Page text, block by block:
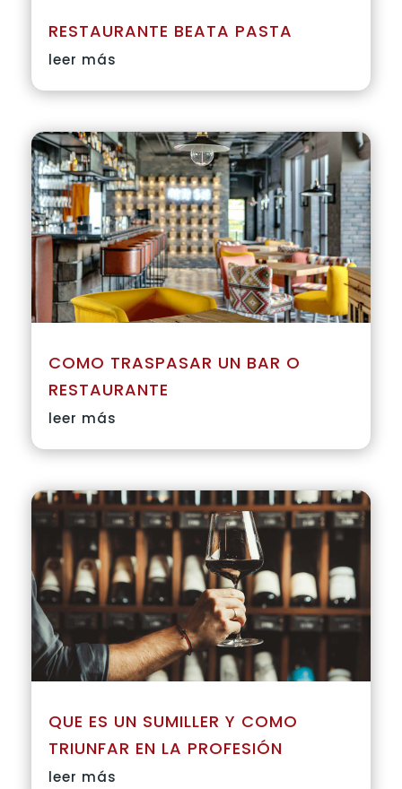
RESTAURANTE BEATA PASTA
leer más
COMO TRASPASAR UN BAR O
RESTAURANTE
leer más
QUE ES UN SUMILLER Y COMO
TRIUNFAR EN LA PROFESIÓN
leer más